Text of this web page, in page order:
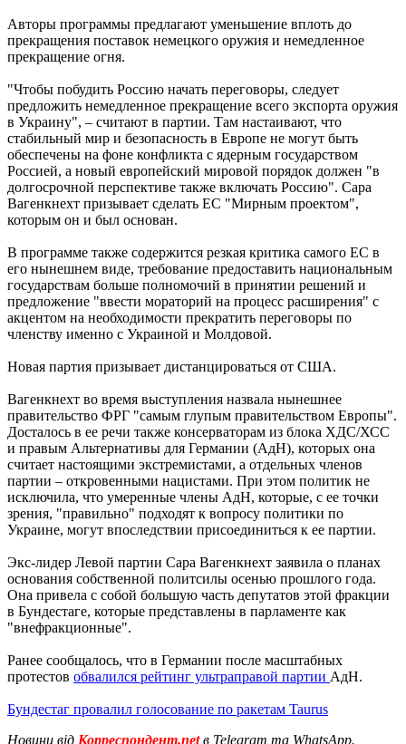
Авторы программы предлагают уменьшение вплоть до
прекращения поставок немецкого оружия и немедленное
прекращение огня.
"Чтобы побудить Россию начать переговоры, следует
предложить немедленное прекращение всего экспорта оружия
в Украину", – считают в партии. Там настаивают, что
стабильный мир и безопасность в Европе не могут быть
обеспечены на фоне конфликта с ядерным государством
Россией, а новый европейский мировой порядок должен "в
долгосрочной перспективе также включать Россию". Сара
Вагенкнехт призывает сделать ЕС "Мирным проектом",
которым он и был основан.
В программе также содержится резкая критика самого ЕС в
его нынешнем виде, требование предоставить национальным
государствам больше полномочий в принятии решений и
предложение "ввести мораторий на процесс расширения" с
акцентом на необходимости прекратить переговоры по
членству именно с Украиной и Молдовой.
Новая партия призывает дистанцироваться от США.
Вагенкнехт во время выступления назвала нынешнее
правительство ФРГ "самым глупым правительством Европы".
Досталось в ее речи также консерваторам из блока ХДС/ХСС
и правым Альтернативы для Германии (АдН), которых она
считает настоящими экстремистами, а отдельных членов
партии – откровенными нацистами. При этом политик не
исключила, что умеренные члены АдН, которые, с ее точки
зрения, "правильно" подходят к вопросу политики по
Украине, могут впоследствии присоединиться к ее партии.
Экс-лидер Левой партии Сара Вагенкнехт заявила о планах
основания собственной политсилы осенью прошлого года.
Она привела с собой большую часть депутатов этой фракции
в Бундестаге, которые представлены в парламенте как
"внефракционные".
Ранее сообщалось, что в Германии после масштабных
протестов обвалился рейтинг ультраправой партии АдН.
Бундестаг провалил голосование по ракетам Taurus
Новини від Корреспондент.netв Telegram та WhatsApp.